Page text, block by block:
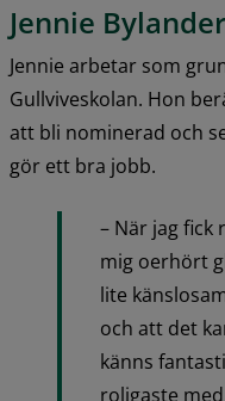
Jennie Bylander
Jennie arbetar som
Gullviveskolan. Hon
att bli nominerad och
gör ett bra jobb.
– När jag fick
mig oerhört
lite
och att det
känns
roligaste